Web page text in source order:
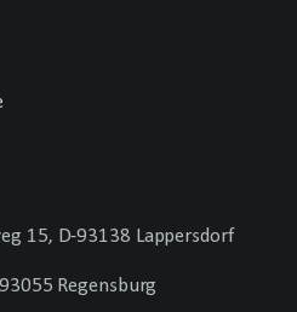
15, D-93138 Lappersdorf
Regensburg